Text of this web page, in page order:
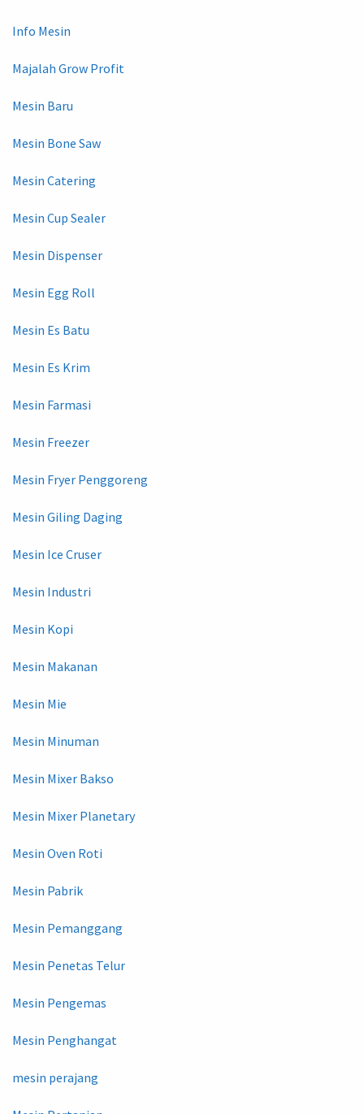
Info Mesin
Majalah Grow Profit
Mesin Baru
Mesin Bone Saw
Mesin Catering
Mesin Cup Sealer
Mesin Dispenser
Mesin Egg Roll
Mesin Es Batu
Mesin Es Krim
Mesin Farmasi
Mesin Freezer
Mesin Fryer Penggoreng
Mesin Giling Daging
Mesin Ice Cruser
Mesin Industri
Mesin Kopi
Mesin Makanan
Mesin Mie
Mesin Minuman
Mesin Mixer Bakso
Mesin Mixer Planetary
Mesin Oven Roti
Mesin Pabrik
Mesin Pemanggang
Mesin Penetas Telur
Mesin Pengemas
Mesin Penghangat
mesin perajang